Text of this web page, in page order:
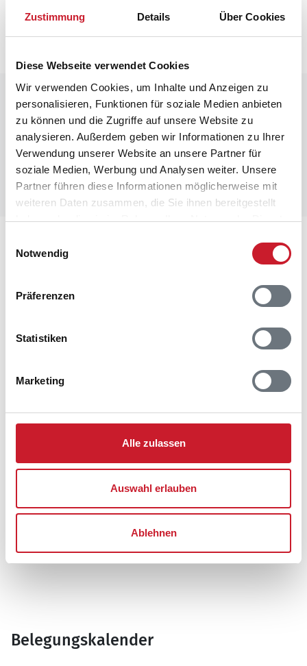
Zustimmung Details Über Cookies
Diese Webseite verwendet Cookies
Wir verwenden Cookies, um Inhalte und Anzeigen zu
personalisieren, Funktionen für soziale Medien anbieten
zu können und die Zugriffe auf unsere Website zu
analysieren. Außerdem geben wir Informationen zu Ihrer
Verwendung unserer Website an unsere Partner für
soziale Medien, Werbung und Analysen weiter. Unsere
Partner führen diese Informationen möglicherweise mit
weiteren Daten zusammen, die Sie ihnen bereitgestellt
haben oder die sie im Rahmen Ihrer Nutzung der Dienste
Notwendig
Präferenzen
Statistiken
Marketing
Alle zulassen
Auswahl erlauben
Ablehnen
nächsten Schritt im Buchungsformular.
Raumaufteilung
Ferienhaus 60551
6857 Blåvand
Belegungskalender